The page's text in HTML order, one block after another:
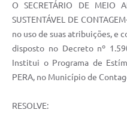
O SECRETÁRIO DE MEIO
SUSTENTÁVEL DE
no uso de suas atribuições, e
disposto no Decreto nº
Institui o Programa de
PERA, no Município de
RESOLVE: